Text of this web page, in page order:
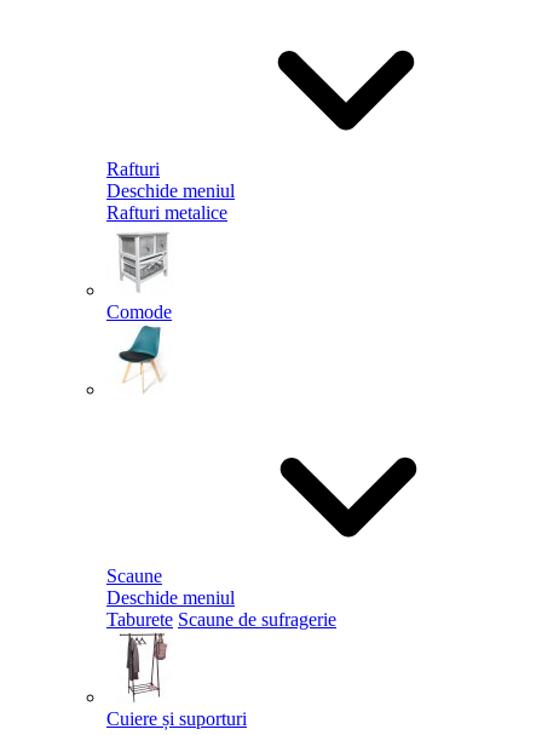
Rafturi
Deschide meniul
Rafturi metalice
Comode
Scaune
Deschide meniul
Taburete Scaune de sufragerie
Cuiere și suporturi